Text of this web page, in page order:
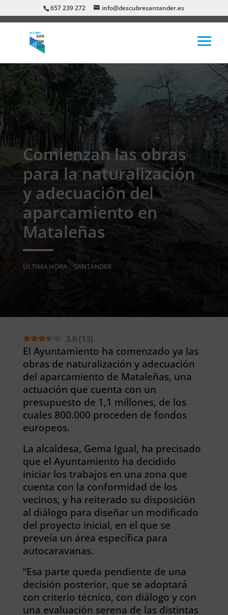
657 239 272 info@descubresantander.es
Comienzan las obras
para la naturalización
y adecuación del
aparcamiento en
Mataleñas
ÚLTIMA HORA| SANTANDER
3.6 (13)
El Ayuntamiento ha comenzado ya las
obras de naturalización y adecuación
del aparcamiento de Mataleñas, una
actuación que cuenta con un
presupuesto de 1,1 millones, de los
cuales 800.000 proceden de fondos
europeos.
La alcaldesa, Gema Igual, ha precisado
que el Ayuntamiento ha decidido
iniciar los trabajos en una zona que
cuenta con la conformidad de los
vecinos, y ha reiterado su disposición
al diálogo para diseñar un modificado
del proyecto inicial, en el que se
preveía un área específica para
autocaravanas.
“Esa parte queda pendiente de una
decisión posterior, que se adoptará
con criterio técnico, con diálogo y con
una evaluación serena de las distintas